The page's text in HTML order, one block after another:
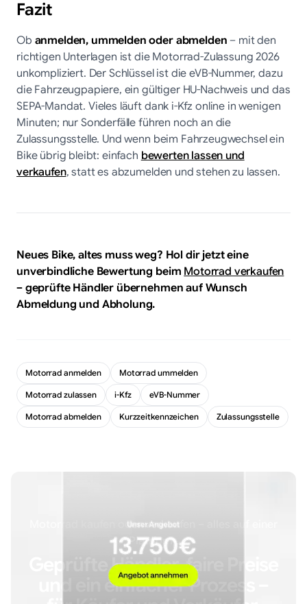
Fazit
Obanmelden, ummelden oder abmelden– mit den
richtigen Unterlagen ist die Motorrad-Zulassung 2026
unkompliziert. Der Schlüssel ist die eVB-Nummer, dazu
die Fahrzeugpapiere, ein gültiger HU-Nachweis und das
SEPA-Mandat. Vieles läuft dank i-Kfz online in wenigen
Minuten; nur Sonderfälle führen noch an die
Zulassungsstelle. Und wenn beim Fahrzeugwechsel ein
Bike übrig bleibt: einfachbewerten lassen und
verkaufen, statt es abzumelden und stehen zu lassen.
Neues Bike, altes muss weg? Hol dir jetzt eine
unverbindliche Bewertung beimMotorrad verkaufen
– geprüfte Händler übernehmen auf Wunsch
Abmeldung und Abholung.
Motorrad anmelden
Motorrad ummelden
Motorrad zulassen
i-Kfz
eVB-Nummer
Motorrad abmelden
Kurzzeitkennzeichen Zulassungsstelle
Motorrad kaufen oder verkaufen – alles auf einer
Plattform.
Geprüfte Händler, faire Preise
und ein einfacher Prozess –